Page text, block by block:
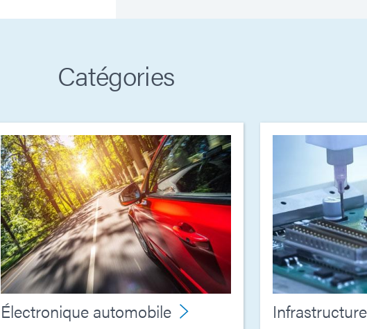
Catégories
Électronique automobile